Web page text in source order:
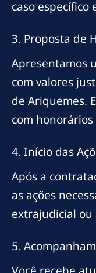
caso específico
3. Proposta de
Apresentamos
com valores
de Ariquemes.
com
4. Início das
Após a
as ações
extrajudicial ou
5.